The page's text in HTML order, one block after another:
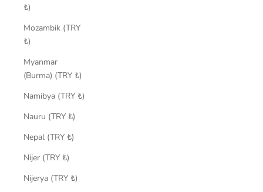
₺)
Mozambik (TRY
₺)
Myanmar
(Burma) (TRY ₺)
Namibya (TRY ₺)
Nauru (TRY ₺)
Nepal (TRY ₺)
Nijer (TRY ₺)
Nijerya (TRY ₺)